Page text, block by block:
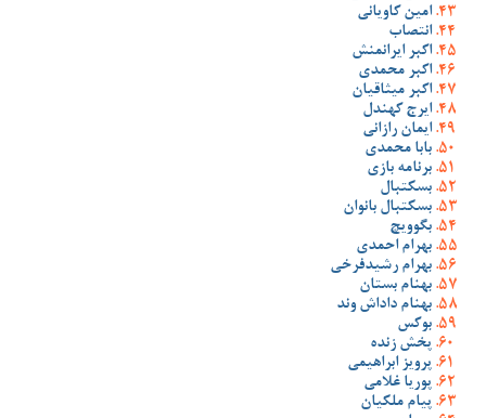
امین کاویانی
انتصاب
اکبر ایرانمنش
اکبر محمدی
اکبر میثاقیان
ایرج کهندل
ایمان رازانی
بابا محمدی
برنامه بازی
بسکتبال
بسکتبال بانوان
بگوویچ
بهرام احمدی
بهرام رشیدفرخی
بهنام بستان
بهنام داداش وند
بوکس
پخش زنده
پرویز ابراهیمی
پوریا غلامی
پیام ملکیان